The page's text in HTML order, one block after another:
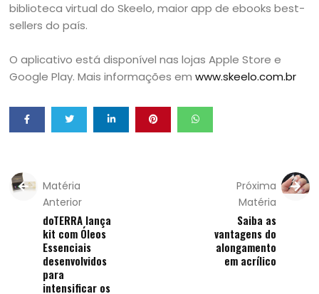
biblioteca virtual do Skeelo, maior app de ebooks best-
sellers do país.
O aplicativo está disponível nas lojas Apple Store e
Google Play. Mais informações emwww.skeelo.com.br
Matéria
Anterior
doTERRA lança
kit com Óleos
Essenciais
desenvolvidos
para
intensificar os
Próxima
Matéria
Saiba as
vantagens do
alongamento
em acrílico